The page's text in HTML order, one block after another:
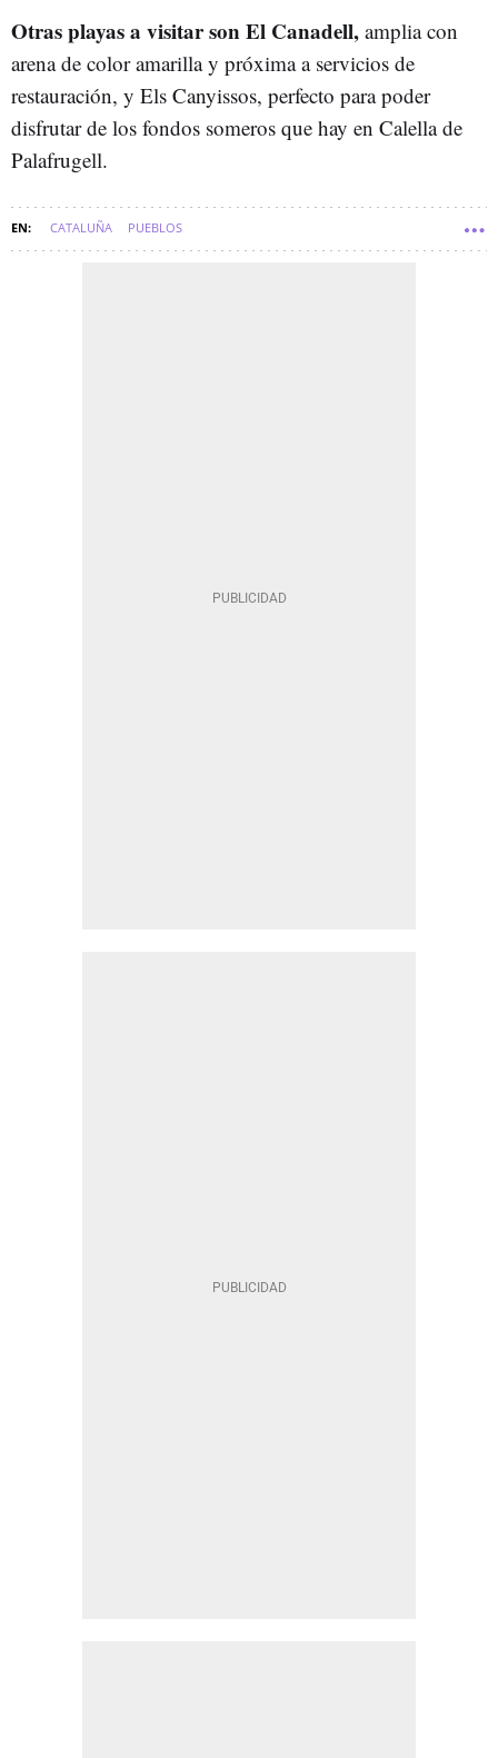
Otras playas a visitar son El Canadell, amplia con
arena de color amarilla y próxima a servicios de
restauración, y Els Canyissos, perfecto para poder
disfrutar de los fondos someros que hay en Calella de
Palafrugell.
CATALUÑA PUEBLOS